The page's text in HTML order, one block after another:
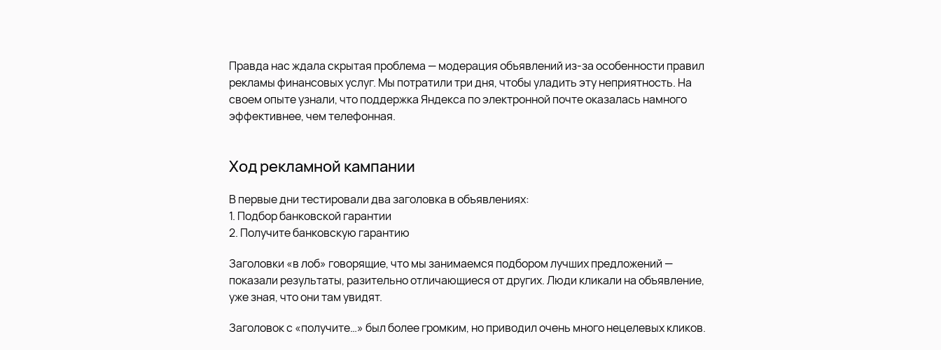
Правда нас ждала скрытая проблема — модерация объявлений из-за особенности правил
рекламы финансовых услуг. Мы потратили три дня, чтобы уладить эту неприятность. На
своем опыте узнали, что поддержка Яндекса по электронной почте оказалась намного
эффективнее, чем телефонная.
Ход рекламной кампании
В первые дни тестировали два заголовка в объявлениях:
1. Подбор банковской гарантии
2. Получите банковскую гарантию
Заголовки «в лоб» говорящие, что мы занимаемся подбором лучших предложений —
показали результаты, разительно отличающиеся от других. Люди кликали на объявление,
уже зная, что они там увидят.
Заголовок с «получите…» был более громким, но приводил очень много нецелевых кликов.